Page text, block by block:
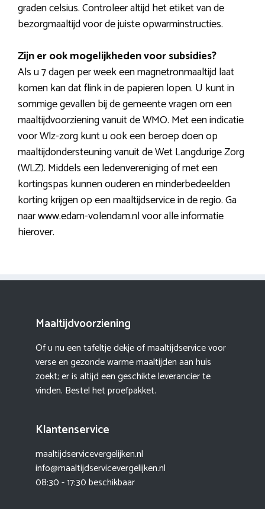
graden celsius. Controleer altijd het etiket van de
bezorgmaaltijd voor de juiste opwarminstructies.
Zijn er ook mogelijkheden voor subsidies?
Als u 7 dagen per week een magnetronmaaltijd laat
komen kan dat flink in de papieren lopen. U kunt in
sommige gevallen bij de gemeente vragen om een
maaltijdvoorziening vanuit de WMO. Met een indicatie
voor Wlz-zorg kunt u ook een beroep doen op
maaltijdondersteuning vanuit de Wet Langdurige Zorg
(WLZ). Middels een ledenvereniging of met een
kortingspas kunnen ouderen en minderbedeelden
korting krijgen op een maaltijdservice in de regio. Ga
naar www.edam-volendam.nl voor alle informatie
hierover.
Maaltijdvoorziening
Of u nu een tafeltje dekje of maaltijdservice voor
verse en gezonde warme maaltijden aan huis
zoekt; er is altijd een geschikte leverancier te
vinden. Bestel het proefpakket.
Klantenservice
maaltijdservicevergelijken.nl
info@maaltijdservicevergelijken.nl
08:30 - 17:30 beschikbaar